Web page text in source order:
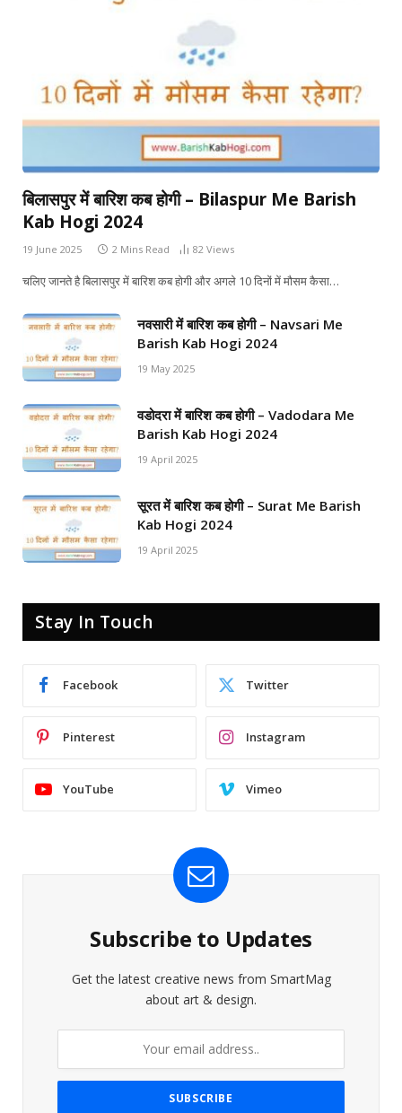
बिलासपुर में बारिश कब होगी – Bilaspur Me Barish
Kab Hogi 2024
19 June 2025 2 Mins Read 82 Views
चलिए जानते है बिलासपुर में बारिश कब होगी और अगले 10 दिनों में मौसम कैसा…
नवसारी में बारिश कब होगी – Navsari Me
Barish Kab Hogi 2024
19 May 2025
वडोदरा में बारिश कब होगी – Vadodara Me
Barish Kab Hogi 2024
19 April 2025
सूरत में बारिश कब होगी – Surat Me Barish
Kab Hogi 2024
19 April 2025
Stay In Touch
Facebook Twitter
Pinterest Instagram
YouTube Vimeo
Subscribe to Updates
Get the latest creative news from SmartMag
about art & design.